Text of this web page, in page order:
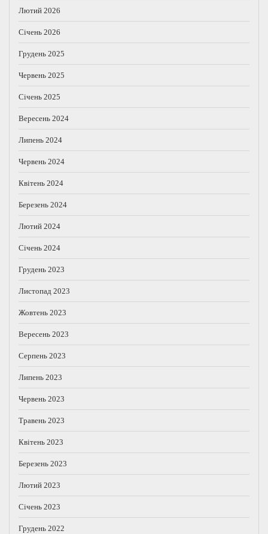
Лютий 2026
Січень 2026
Грудень 2025
Червень 2025
Січень 2025
Вересень 2024
Липень 2024
Червень 2024
Квітень 2024
Березень 2024
Лютий 2024
Січень 2024
Грудень 2023
Листопад 2023
Жовтень 2023
Вересень 2023
Серпень 2023
Липень 2023
Червень 2023
Травень 2023
Квітень 2023
Березень 2023
Лютий 2023
Січень 2023
Грудень 2022